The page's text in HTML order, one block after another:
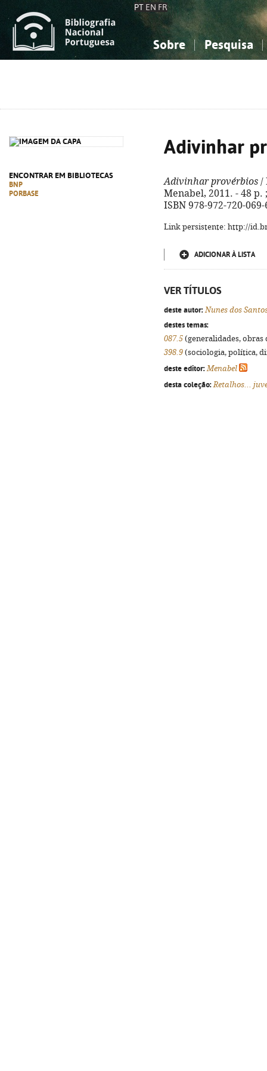
PT EN FR
Sobre Pesquisa
ENCONTRAR EM BIBLIOTECAS
BNP
PORBASE
Adivinhar
Adivinhar provérbios /
Menabel, 2011. - 48 p.
ISBN 978-972-720-069-
Link persistente: http://
ADICIONAR À LISTA
VER TÍTULOS
deste autor: Nunes dos
destes temas:
087.5 (generalidades,
398.9 (sociologia, política,
deste editor: Menabel
desta coleção: Retalhos...